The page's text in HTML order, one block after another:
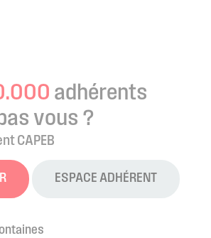
adhérents
vous ?
CAPEB
ESPACE ADHÉRENT